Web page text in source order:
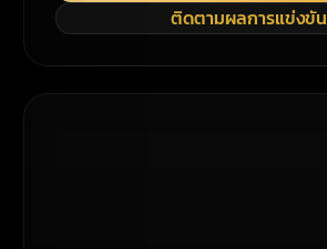
ติดตามผลการแข่งขัน